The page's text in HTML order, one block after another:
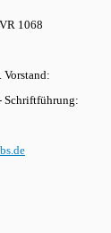
1068
Vorstand:
Schriftführung: